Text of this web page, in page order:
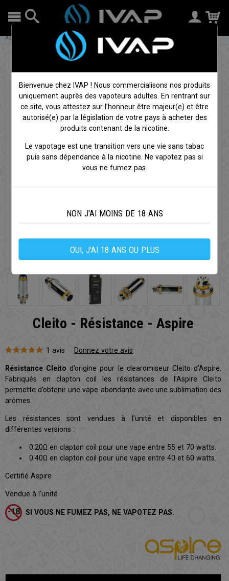
Accueil Cigarettes électroniques Résistances Cleito - Résistance - Aspire
Cleito - Résistance - Aspire
1 avis Donnez votre avis
Résistance Cleito d’origine pour le clearomiseur Cleito d’Aspire.
Fabriqués en clapton coil les résistances de l’Aspire Cleito
permette d’obtenir une vape abondante avec une sublimation des
arômes.
Les résistances sont vendues à l'unité et disponibles en
différentes versions :
0.20Ω en clapton coil pour une vape entre 55 et 70 watts.
0.40Ω en clapton coil pour une vape entre 40 et 60 watts.
Certifié Aspire
Vendue à l'unité
SI VOUS NE FUMEZ PAS, NE VAPOTEZ PAS.
Bienvenue chez IVAP ! Nous commercialisons nos produits
uniquement auprès des vapoteurs adultes. En rentrant sur
ce site, vous attestez sur l’honneur être majeur(e) et être
autorisé(e) par la législation de votre pays à acheter des
produits contenant de la nicotine.
Le vapotage est une transition vers une vie sans tabac
puis sans dépendance à la nicotine. Ne vapotez pas si
vous ne fumez pas.
NON J'AI MOINS DE 18 ANS
OUI, J'AI 18 ANS OU PLUS